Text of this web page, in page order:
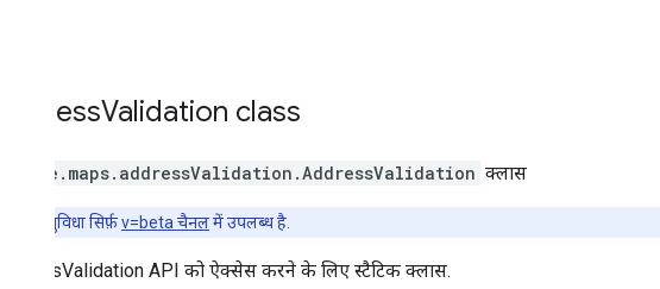
AddressValidation class
google.maps.addressValidation .AddressValidation क्लास
यह सुविधा सिर्फ़v=beta चैनलमें उपलब्ध है.
AddressValidation API को ऐक्सेस करने के लिए स्टैटिक क्लास.